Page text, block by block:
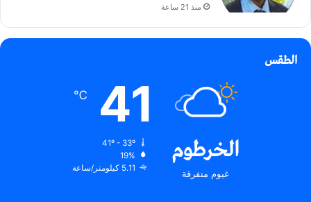
منذ 21 ساعة
الطقس
الخرطوم
غيوم متفرقة
41
℃
19%
5.11 كيلومتر/ساعة